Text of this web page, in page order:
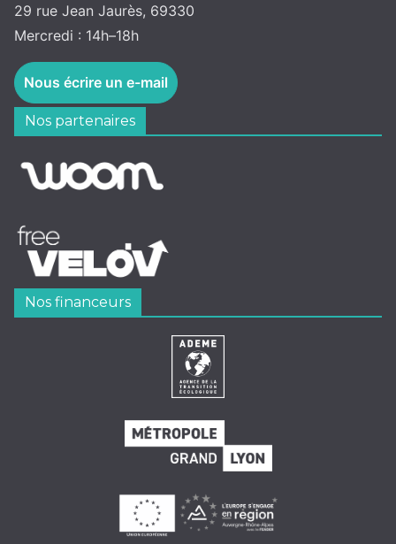
29 rue Jean Jaurès, 69330
Mercredi : 14h–18h
Nous écrire un e-mail
Nos partenaires
Nos financeurs